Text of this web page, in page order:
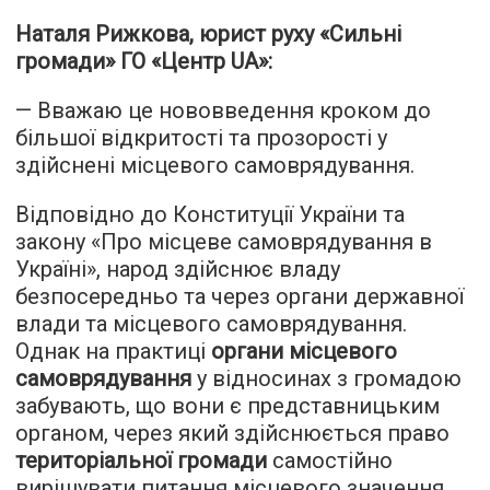
Наталя Рижкова, юрист руху «Сильні
громади» ГО «Центр UA»:
— Вважаю це нововведення кроком до
більшої відкритості та прозорості у
здійснені місцевого самоврядування.
Відповідно до Конституції України та
закону «Про місцеве самоврядування в
Україні», народ здійснює владу
безпосередньо та через органи державної
влади та місцевого самоврядування.
Однак на практиці органи місцевого
самоврядування у відносинах з громадою
забувають, що вони є представницьким
органом, через який здійснюється право
територіальної громади самостійно